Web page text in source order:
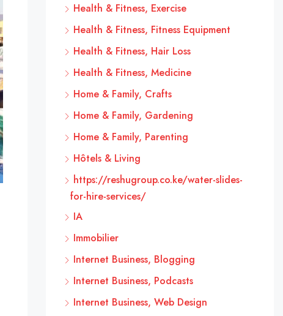
Health & Fitness, Exercise
Health & Fitness, Fitness Equipment
Health & Fitness, Hair Loss
Health & Fitness, Medicine
Home & Family, Crafts
Home & Family, Gardening
Home & Family, Parenting
Hôtels & Living
https://reshugroup.co.ke/water-slides-
for-hire-services/
IA
Immobilier
Internet Business, Blogging
Internet Business, Podcasts
Internet Business, Web Design